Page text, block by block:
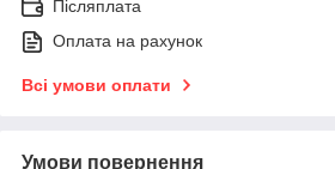
Післяплата
Оплата на рахунок
Всі умови оплати
Умови повернення